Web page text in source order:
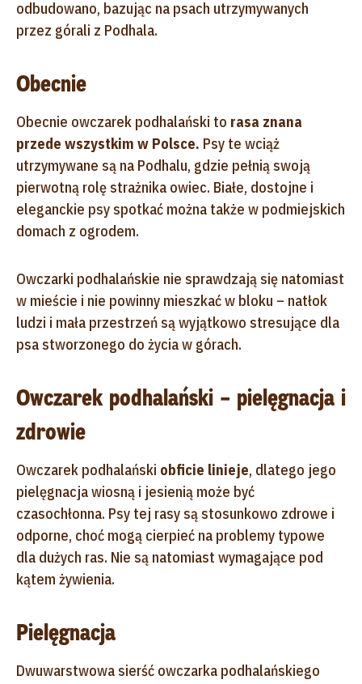
odbudowano, bazując na psach utrzymywanych
przez górali z Podhala.
Obecnie
Obecnie owczarek podhalański to rasa znana
przede wszystkim w Polsce. Psy te wciąż
utrzymywane są na Podhalu, gdzie pełnią swoją
pierwotną rolę strażnika owiec. Białe, dostojne i
eleganckie psy spotkać można także w podmiejskich
domach z ogrodem.
Owczarki podhalańskie nie sprawdzają się natomiast
w mieście i nie powinny mieszkać w bloku – natłok
ludzi i mała przestrzeń są wyjątkowo stresujące dla
psa stworzonego do życia w górach.
Owczarek podhalański – pielęgnacja i
zdrowie
Owczarek podhalański obficie linieje, dlatego jego
pielęgnacja wiosną i jesienią może być
czasochłonna. Psy tej rasy są stosunkowo zdrowe i
odporne, choć mogą cierpieć na problemy typowe
dla dużych ras. Nie są natomiast wymagające pod
kątem żywienia.
Pielęgnacja
Dwuwarstwowa sierść owczarka podhalańskiego